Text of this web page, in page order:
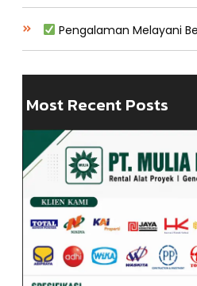
Pengalaman Melayani
Most Recent Posts